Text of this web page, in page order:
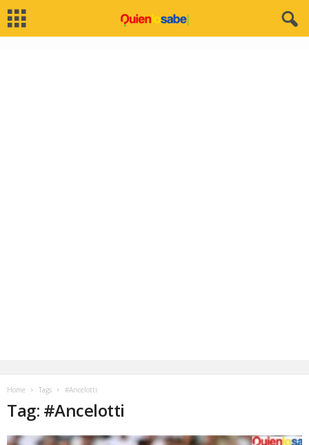
Home Tags #Ancelotti
Tag: #Ancelotti